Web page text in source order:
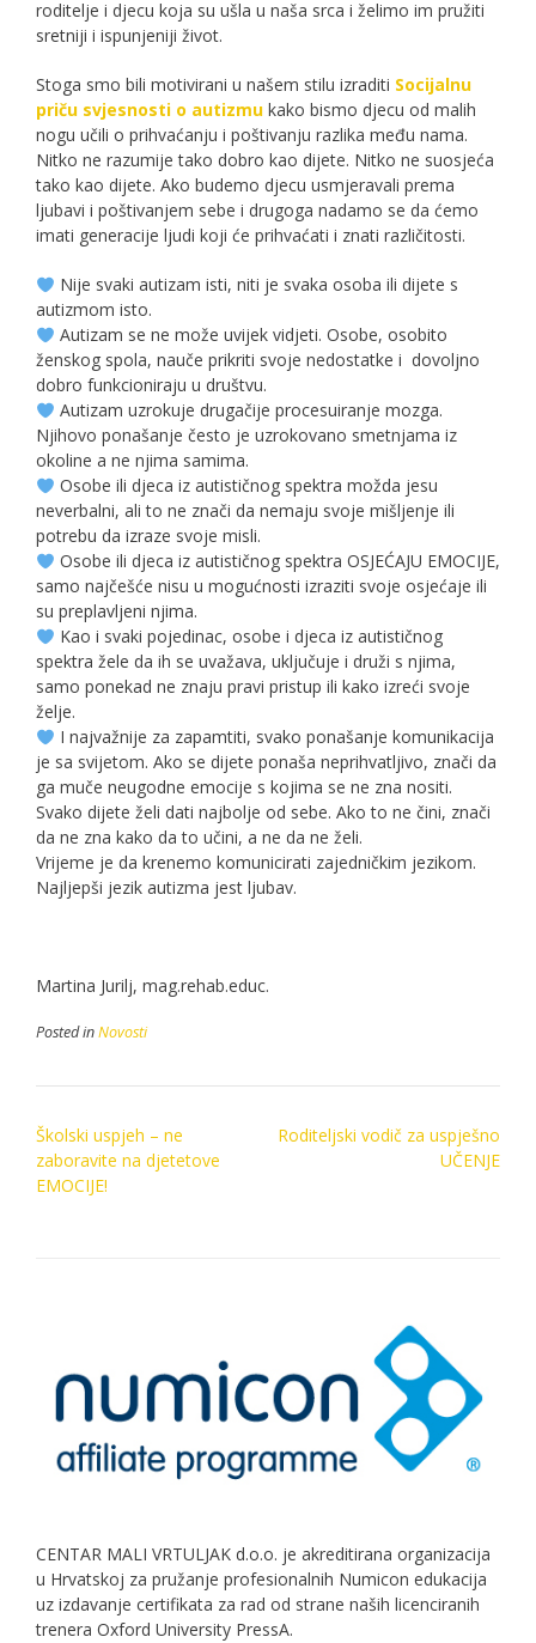
roditelje i djecu koja su ušla u naša srca i želimo im pružiti
sretniji i ispunjeniji život.
Stoga smo bili motivirani u našem stilu izraditi Socijalnu
priču svjesnosti o autizmu kako bismo djecu od malih
nogu učili o prihvaćanju i poštivanju razlika među nama.
Nitko ne razumije tako dobro kao dijete. Nitko ne suosjeća
tako kao dijete. Ako budemo djecu usmjeravali prema
ljubavi i poštivanjem sebe i drugoga nadamo se da ćemo
imati generacije ljudi koji će prihvaćati i znati različitosti.
Nije svaki autizam isti, niti je svaka osoba ili dijete s
autizmom isto.
Autizam se ne može uvijek vidjeti. Osobe, osobito
ženskog spola, nauče prikriti svoje nedostatke i dovoljno
dobro funkcioniraju u društvu.
Autizam uzrokuje drugačije procesuiranje mozga.
Njihovo ponašanje često je uzrokovano smetnjama iz
okoline a ne njima samima.
Osobe ili djeca iz autističnog spektra možda jesu
neverbalni, ali to ne znači da nemaju svoje mišljenje ili
potrebu da izraze svoje misli.
Osobe ili djeca iz autističnog spektra OSJEĆAJU EMOCIJE,
samo najčešće nisu u mogućnosti izraziti svoje osjećaje ili
su preplavljeni njima.
Kao i svaki pojedinac, osobe i djeca iz autističnog
spektra žele da ih se uvažava, uključuje i druži s njima,
samo ponekad ne znaju pravi pristup ili kako izreći svoje
želje.
I najvažnije za zapamtiti, svako ponašanje komunikacija
je sa svijetom. Ako se dijete ponaša neprihvatljivo, znači da
ga muče neugodne emocije s kojima se ne zna nositi.
Svako dijete želi dati najbolje od sebe. Ako to ne čini, znači
da ne zna kako da to učini, a ne da ne želi.
Vrijeme je da krenemo komunicirati zajedničkim jezikom.
Najljepši jezik autizma jest ljubav.
Martina Jurilj, mag.rehab.educ.
Posted inNovosti
Post
navigation
Školski uspjeh – ne
zaboravite na djetetove
EMOCIJE!
Roditeljski vodič za uspješno
UČENJE
CENTAR MALI VRTULJAK d.o.o. je akreditirana organizacija
u Hrvatskoj za pružanje profesionalnih Numicon edukacija
uz izdavanje certifikata za rad od strane naših licenciranih
trenera Oxford University PressA.